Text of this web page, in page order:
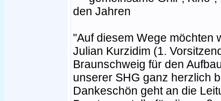
den Jahren
"Auf diesem Wege möchten
Julian Kurzidim (1.
Braunschweig für den
unserer SHG ganz herzlich
Dankeschön geht an die